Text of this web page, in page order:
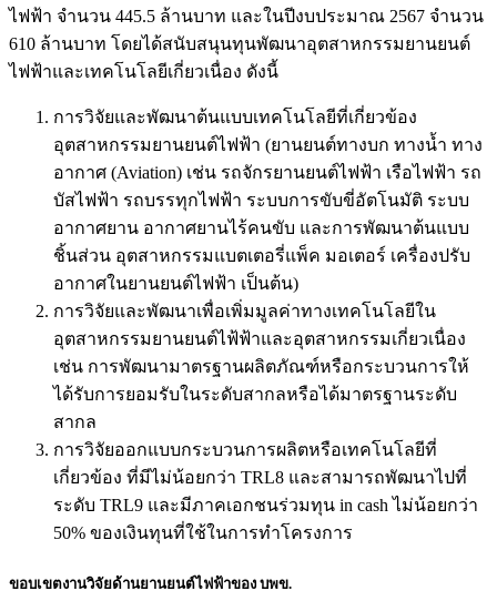
ไฟฟ้า จำนวน 445.5 ล้านบาท และในปีงบประมาณ 2567 จำนวน
610 ล้านบาท โดยได้สนับสนุนทุนพัฒนาอุตสาหกรรมยานยนต์
ไฟฟ้าและเทคโนโลยีเกี่ยวเนื่อง ดังนี้
การวิจัยและพัฒนาต้นแบบเทคโนโลยีที่เกี่ยวข้อง
อุตสาหกรรมยานยนต์ไฟฟ้า (ยานยนต์ทางบก ทางน้ำ ทาง
อากาศ (Aviation) เช่น รถจักรยานยนต์ไฟฟ้า เรือไฟฟ้า รถ
บัสไฟฟ้า รถบรรทุกไฟฟ้า ระบบการขับขี่อัตโนมัติ ระบบ
อากาศยาน อากาศยานไร้คนขับ และการพัฒนาต้นแบบ
ชิ้นส่วน อุตสาหกรรมแบตเตอรี่แพ็ค มอเตอร์ เครื่องปรับ
อากาศในยานยนต์ไฟฟ้า เป็นต้น)
การวิจัยและพัฒนาเพื่อเพิ่มมูลค่าทางเทคโนโลยีใน
อุตสาหกรรมยานยนต์ไฟ้ฟ้าและอุตสาหกรรมเกี่ยวเนื่อง
เช่น การพัฒนามาตรฐานผลิตภัณฑ์หรือกระบวนการให้
ได้รับการยอมรับในระดับสากลหรือได้มาตรฐานระดับ
สากล
การวิจัยออกแบบกระบวนการผลิตหรือเทคโนโลยีที่
เกี่ยวข้อง ที่มีไม่น้อยกว่า TRL8 และสามารถพัฒนาไปที่
ระดับ TRL9 และมีภาคเอกชนร่วมทุน in cash ไม่น้อยกว่า
50% ของเงินทุนที่ใช้ในการทำโครงการ
ขอบเขตงานวิจัยด้านยานยนต์ไฟฟ้าของ บพข.